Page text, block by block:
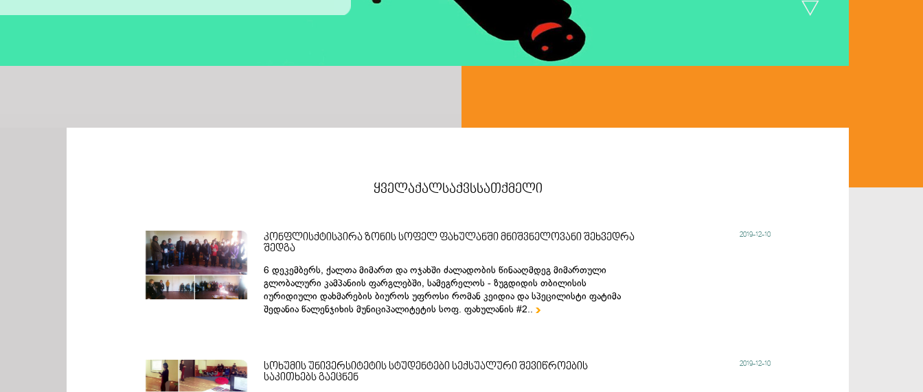
იურიდიული დახმარება საოჯახო
დავების საკითხებზე
ყველაქალსაქვსსათქმელი
კონფლისქტისპირა ზონის სოფელ ფახულანში მნიშვნელოვანი შეხვედრა
შედგა
6 დეკემბერს, ქალთა მიმართ და ოჯახში ძალადობის წინააღმდეგ მიმართული
გლობალური კამპანიის ფარგლებში, სამეგრელოს - ზუგდიდის თბილისის
იურიდიული დახმარების ბიუროს უფროსი რომან კეიდია და სპეცილისტი ფატიმა
შედანია წალენჯიხის მუნიციპალიტეტის სოფ. ფახულანის #2.. 
2019-12-10
სოხუმის უნივერსიტეტის სტუდენტები სექსუალური შევიწროების
საკითხებს გაეცნენ
2019-12-10